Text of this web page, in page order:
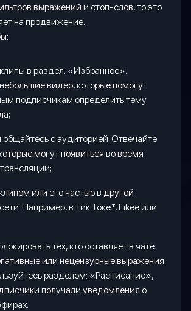
выражений и стоп-слов, то это
на продвижение.
в раздел: «Избранное».
видео, которые помогут
подписчикам определить тему
общайтесь с аудиторией. Отвечайте
могут появиться во время
или его частью в другой
Например, в Тик Токе*,Likeeили
тех, кто оставляет в чате
или нецензурные выражения.
разделом: «Расписание»,
получали уведомления о